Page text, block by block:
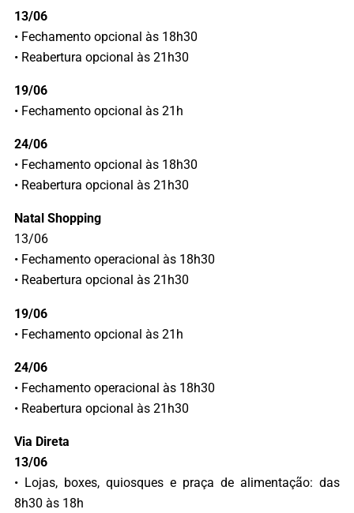
13/06
• Fechamento opcional às 18h30
• Reabertura opcional às 21h30
19/06
• Fechamento opcional às 21h
24/06
• Fechamento opcional às 18h30
• Reabertura opcional às 21h30
Natal Shopping
13/06
• Fechamento operacional às 18h30
• Reabertura opcional às 21h30
19/06
• Fechamento opcional às 21h
24/06
• Fechamento operacional às 18h30
• Reabertura opcional às 21h30
Via Direta
13/06
• Lojas, boxes, quiosques e praça de alimentação: das
8h30 às 18h